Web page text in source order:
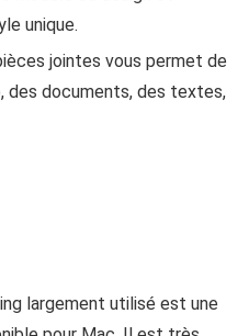
unique.
jointes vous permet de
des documents, des textes,
largement utilisé est une